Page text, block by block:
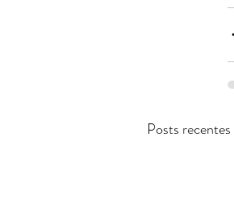
Posts recentes